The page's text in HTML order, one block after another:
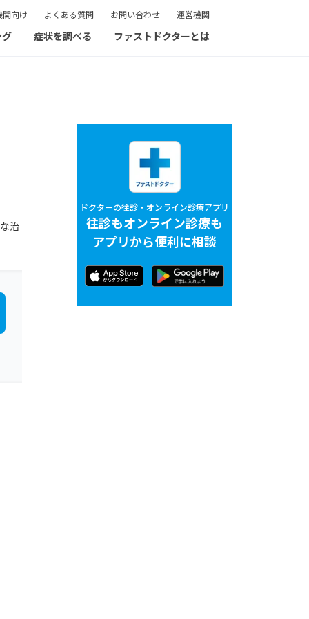
関向け よくある質問 お問い合わせ 運営機関
症状を調べる ファストドクターとは
治
ドクターの往診・オンライン診療アプリ
往診もオンライン診療も
アプリから便利に相談